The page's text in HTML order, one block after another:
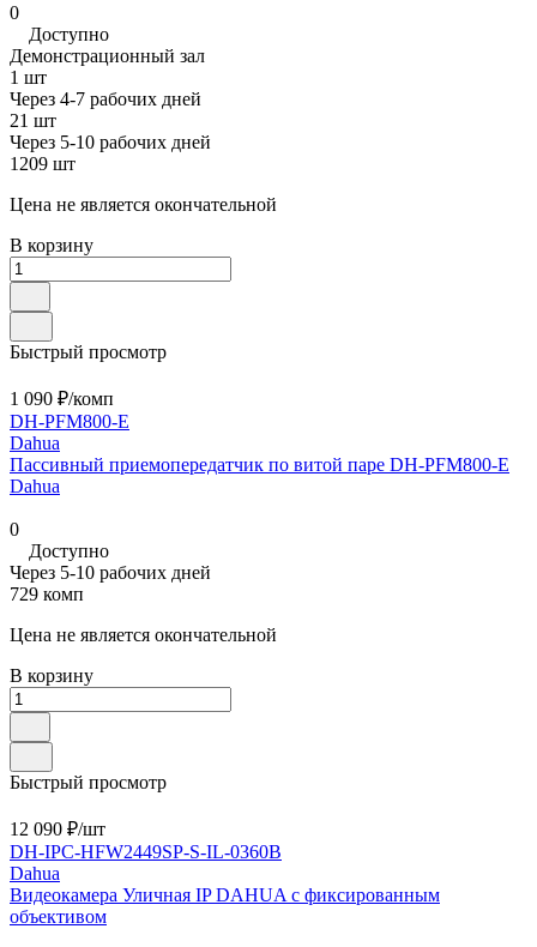
0
Доступно
Демонстрационный зал
1 шт
Через 4-7 рабочих дней
21 шт
Через 5-10 рабочих дней
1209 шт
Цена не является окончательной
В корзину
Быстрый просмотр
1 090 ₽/комп
DH-PFM800-E
Dahua
Пассивный приемопередатчик по витой паре DH-PFM800-E
Dahua
0
Доступно
Через 5-10 рабочих дней
729 комп
Цена не является окончательной
В корзину
Быстрый просмотр
12 090 ₽/шт
DH-IPC-HFW2449SP-S-IL-0360B
Dahua
Видеокамера Уличная IP DAHUA с фиксированным
объективом